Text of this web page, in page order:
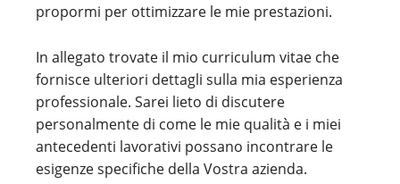
propormi per ottimizzare le mie prestazioni.
In allegato trovate il mio curriculum vitae che
fornisce ulteriori dettagli sulla mia esperienza
professionale. Sarei lieto di discutere
personalmente di come le mie qualità e i miei
antecedenti lavorativi possano incontrare le
esigenze specifiche della Vostra azienda.